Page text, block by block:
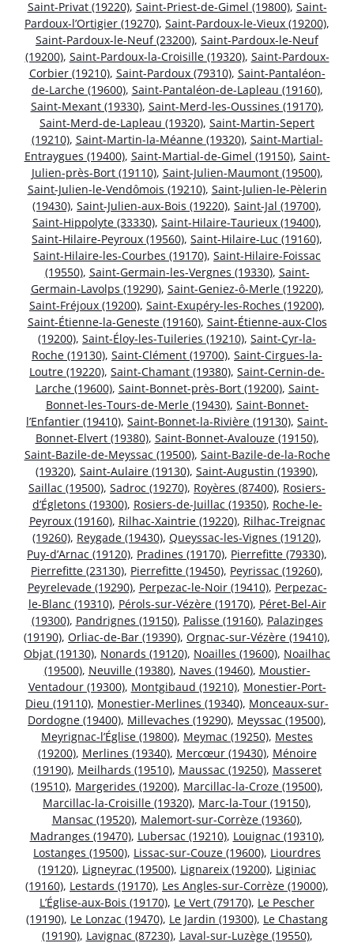
Saint-Privat (19220), Saint-Priest-de-Gimel (19800), Saint-
Pardoux-l’Ortigier (19270), Saint-Pardoux-le-Vieux (19200),
Saint-Pardoux-le-Neuf (23200), Saint-Pardoux-le-Neuf
(19200), Saint-Pardoux-la-Croisille (19320), Saint-Pardoux-
Corbier (19210), Saint-Pardoux (79310), Saint-Pantaléon-
de-Larche (19600), Saint-Pantaléon-de-Lapleau (19160),
Saint-Mexant (19330), Saint-Merd-les-Oussines (19170),
Saint-Merd-de-Lapleau (19320), Saint-Martin-Sepert
(19210), Saint-Martin-la-Méanne (19320), Saint-Martial-
Entraygues (19400), Saint-Martial-de-Gimel (19150), Saint-
Julien-près-Bort (19110), Saint-Julien-Maumont (19500),
Saint-Julien-le-Vendômois (19210), Saint-Julien-le-Pèlerin
(19430), Saint-Julien-aux-Bois (19220), Saint-Jal (19700),
Saint-Hippolyte (33330), Saint-Hilaire-Taurieux (19400),
Saint-Hilaire-Peyroux (19560), Saint-Hilaire-Luc (19160),
Saint-Hilaire-les-Courbes (19170), Saint-Hilaire-Foissac
(19550), Saint-Germain-les-Vergnes (19330), Saint-
Germain-Lavolps (19290), Saint-Geniez-ô-Merle (19220),
Saint-Fréjoux (19200), Saint-Exupéry-les-Roches (19200),
Saint-Étienne-la-Geneste (19160), Saint-Étienne-aux-Clos
(19200), Saint-Éloy-les-Tuileries (19210), Saint-Cyr-la-
Roche (19130), Saint-Clément (19700), Saint-Cirgues-la-
Loutre (19220), Saint-Chamant (19380), Saint-Cernin-de-
Larche (19600), Saint-Bonnet-près-Bort (19200), Saint-
Bonnet-les-Tours-de-Merle (19430), Saint-Bonnet-
l’Enfantier (19410), Saint-Bonnet-la-Rivière (19130), Saint-
Bonnet-Elvert (19380), Saint-Bonnet-Avalouze (19150),
Saint-Bazile-de-Meyssac (19500), Saint-Bazile-de-la-Roche
(19320), Saint-Aulaire (19130), Saint-Augustin (19390),
Saillac (19500), Sadroc (19270), Royères (87400), Rosiers-
d’Égletons (19300), Rosiers-de-Juillac (19350), Roche-le-
Peyroux (19160), Rilhac-Xaintrie (19220), Rilhac-Treignac
(19260), Reygade (19430), Queyssac-les-Vignes (19120),
Puy-d’Arnac (19120), Pradines (19170), Pierrefitte (79330),
Pierrefitte (23130), Pierrefitte (19450), Peyrissac (19260),
Peyrelevade (19290), Perpezac-le-Noir (19410), Perpezac-
le-Blanc (19310), Pérols-sur-Vézère (19170), Péret-Bel-Air
(19300), Pandrignes (19150), Palisse (19160), Palazinges
(19190), Orliac-de-Bar (19390), Orgnac-sur-Vézère (19410),
Objat (19130), Nonards (19120), Noailles (19600), Noailhac
(19500), Neuville (19380), Naves (19460), Moustier-
Ventadour (19300), Montgibaud (19210), Monestier-Port-
Dieu (19110), Monestier-Merlines (19340), Monceaux-sur-
Dordogne (19400), Millevaches (19290), Meyssac (19500),
Meyrignac-l’Église (19800), Meymac (19250), Mestes
(19200), Merlines (19340), Mercœur (19430), Ménoire
(19190), Meilhards (19510), Maussac (19250), Masseret
(19510), Margerides (19200), Marcillac-la-Croze (19500),
Marcillac-la-Croisille (19320), Marc-la-Tour (19150),
Mansac (19520), Malemort-sur-Corrèze (19360),
Madranges (19470), Lubersac (19210), Louignac (19310),
Lostanges (19500), Lissac-sur-Couze (19600), Liourdres
(19120), Ligneyrac (19500), Lignareix (19200), Liginiac
(19160), Lestards (19170), Les Angles-sur-Corrèze (19000),
L’Église-aux-Bois (19170), Le Vert (79170), Le Pescher
(19190), Le Lonzac (19470), Le Jardin (19300), Le Chastang
(19190), Lavignac (87230), Laval-sur-Luzège (19550),